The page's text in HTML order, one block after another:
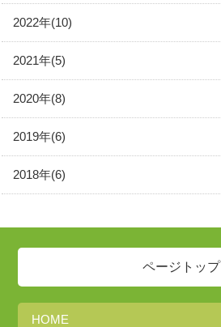
2022年(10)
2021年(5)
2020年(8)
2019年(6)
2018年(6)
ページトップ
HOME